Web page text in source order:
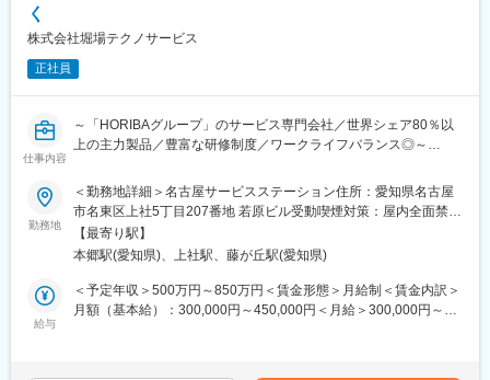
＜対応製品一覧＞
ご経験、スキル、ご意向に応じて以下の製品群にご対応いただき
■エネルギー・環境分野
・自動車計測装置 / オートメーションシステム / 水素・燃料電池関
【部署の雰囲気】
お客様の声を最前線で聞き取り、顧客ニーズを開発や納入に活か
す文化が根付いています。現場の情報を基に製品改善が行われる
ことが多々あるボトムアップ型の組織で、文字通りの風通しの良
い環境が整っています。また品質改善活動など、品質や技術力を
高め合う機会も多くあり各社員と協力関係を築きながら自身のス
く
株式会社堀場テクノサービス
正社員
仕事内容
～「HORIBAグループ」のサービス専門会社／世界シェア80％以
上の主力製品／豊富な研修制度／ワークライフバランス◎～
・HORIBA製品の据え付けからメンテナンス、故障・修理対応な
どフィールドエンジニアとして担当いただきます。
・総合的なサービス業務から、装置トラブル発生の未然予防、機
械の性能維持支援、リプレイスや新製品のご案内などサービスの
提案などを通して最先端技術に携わり、お客様のニーズに応えて
いただきます。
勤務地
＜勤務地詳細＞名古屋サービスステーション住所：愛知県名古屋
市名東区上社5丁目207番地 若原ビル受動喫煙対策：屋内全面禁煙
変更の範囲：会社の定める事業所（リモートワーク含む）
【最寄り駅】
本郷駅(愛知県)、上社駅、藤が丘駅(愛知県)
給与
＜予定年収＞500万円～850万円＜賃金形態＞月給制＜賃金内訳＞
月額（基本給）：300,000円～450,000円＜月給＞300,000円～